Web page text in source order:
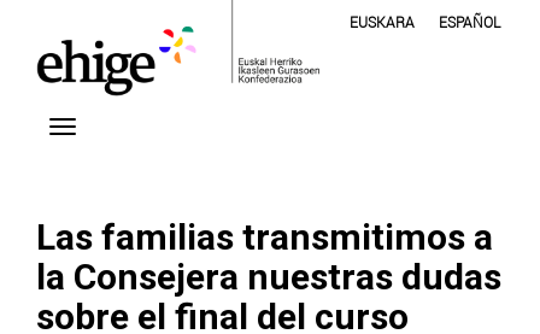
EUSKARA ESPAÑOL
Las familias transmitimos a
la Consejera nuestras dudas
sobre el final del curso